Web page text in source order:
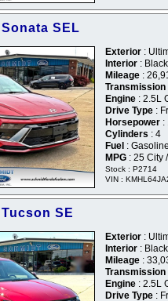
SEL
Exterior :
Interior :
Mileage :
Transmission
Engine : 2.5L
Drive Type :
Horsepower :
Cylinders : 4
Fuel :
MPG : 25 City
Stock : P2714
VIN :
SE
Exterior :
Interior :
Mileage :
Transmission
Engine : 2.5L
Drive Type :